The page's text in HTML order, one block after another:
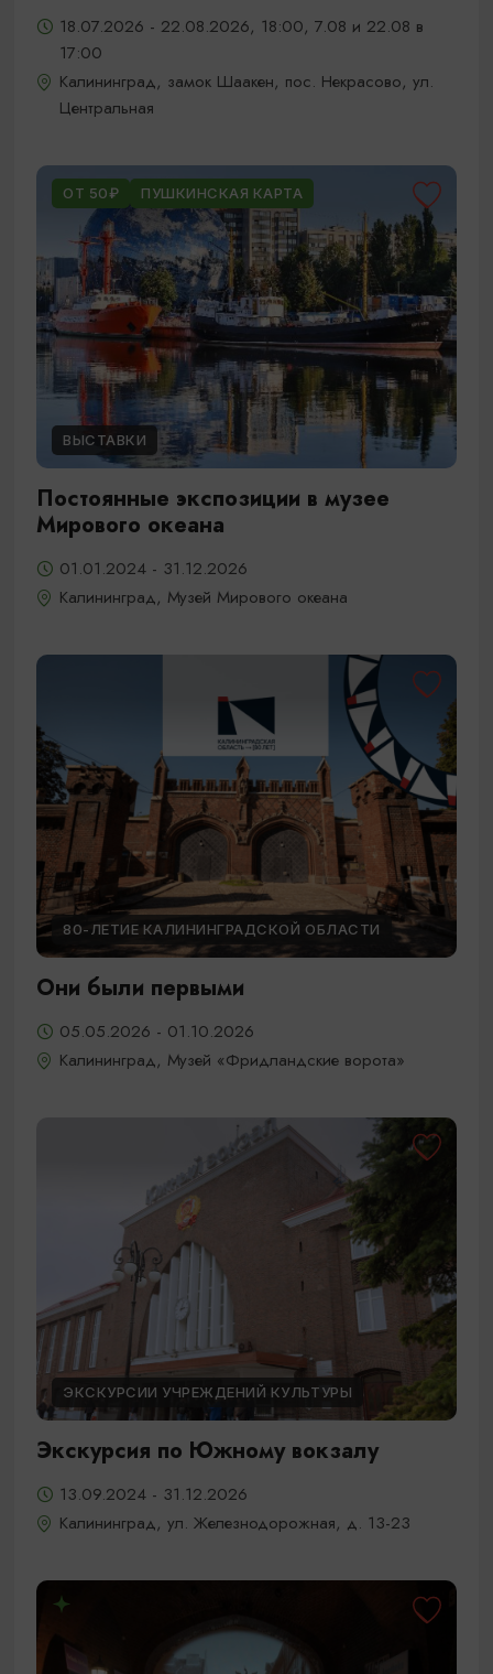
18.07.2026 - 22.08.2026, 18:00, 7.08 и 22.08 в
17:00
Калининград, замок Шаакен, пос. Некрасово, ул.
Центральная
ОТ 50₽ ПУШКИНСКАЯ КАРТА
ВЫСТАВКИ
Постоянные экспозиции в музее
Мирового океана
01.01.2024 - 31.12.2026
Калининград, Музей Мирового океана
80-ЛЕТИЕ КАЛИНИНГРАДСКОЙ ОБЛАСТИ
Они были первыми
05.05.2026 - 01.10.2026
Калининград, Музей «Фридландские ворота»
ЭКСКУРСИИ УЧРЕЖДЕНИЙ КУЛЬТУРЫ
Экскурсия по Южному вокзалу
13.09.2024 - 31.12.2026
Калининград, ул. Железнодорожная, д. 13-23